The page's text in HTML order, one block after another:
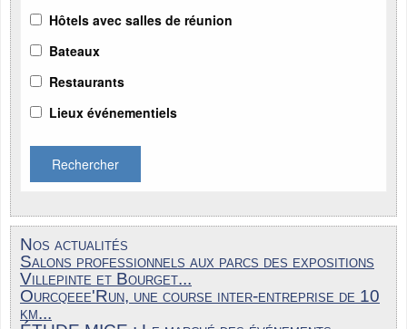
Hôtels avec salles de réunion
Bateaux
Restaurants
Lieux événementiels
Rechercher
Nos actualités
Salons professionnels aux parcs des expositions
Villepinte et Bourget...
Ourcqeee'Run, une course inter-entreprise de 10
km...